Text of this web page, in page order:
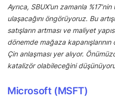
Ayrıca, SBUX’un zamanla
ulaşacağını öngörüyoruz. Bu
satışların artması ve maliyet
dönemde mağaza
Çin anlaşması yer alıyor.
katalizör olabileceğini
Microsoft (MSFT)